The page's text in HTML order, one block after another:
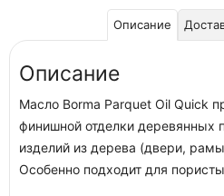
Описание
Описание
Масло Borma Parquet Oil Quick
финишной отделки деревянных
изделий из дерева (двери,
Особенно подходит для